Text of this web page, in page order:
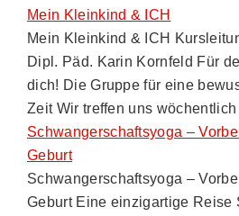
Mein Kleinkind & ICH
Mein Kleinkind & ICH
Dipl. Päd. Karin Kornfeld Für
dich! Die Gruppe für eine
Zeit Wir treffen uns
Schwangerschaftsyoga –
Geburt
Schwangerschaftsyoga –
Geburt Eine einzigartige Reise